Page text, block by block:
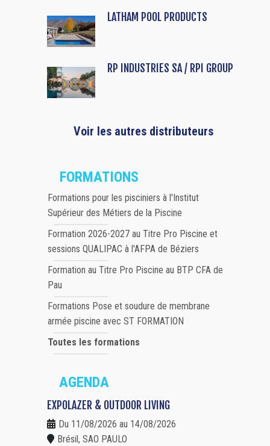
LATHAM POOL PRODUCTS
RP INDUSTRIES SA / RPI GROUP
Voir les autres distributeurs
FORMATIONS
Formations pour les pisciniers à l'Institut
Supérieur des Métiers de la Piscine
Formation 2026-2027 au Titre Pro Piscine et
sessions QUALIPAC à l'AFPA de Béziers
Formation au Titre Pro Piscine au BTP CFA de
Pau
Formations Pose et soudure de membrane
armée piscine avec ST FORMATION
Toutes les formations
AGENDA
EXPOLAZER & OUTDOOR LIVING
Du 11/08/2026 au 14/08/2026
Brésil, SAO PAULO